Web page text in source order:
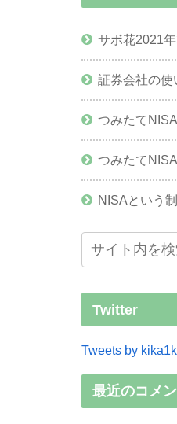
サボ花2021年
証券会社の使
つみたて
つみたて
NISAという
Twitter
Tweets by
最近のコメ